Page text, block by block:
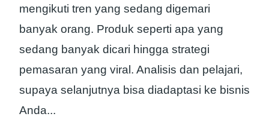
mengikuti tren yang sedang digemari
banyak orang. Produk seperti apa yang
sedang banyak dicari hingga strategi
pemasaran yang viral. Analisis dan pelajari,
supaya selanjutnya bisa diadaptasi ke bisnis
Anda...